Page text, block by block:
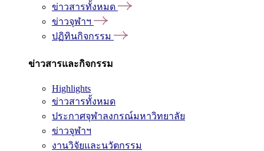
ข่าวสารทั้งหมด
ข่าวจุฬาฯ
ปฏิทินกิจกรรม
ข่าวสารและกิจกรรม
Highlights
ข่าวสารทั้งหมด
ประกาศจุฬาลงกรณ์มหาวิทยาลัย
ข่าวจุฬาฯ
งานวิจัยและนวัตกรรม